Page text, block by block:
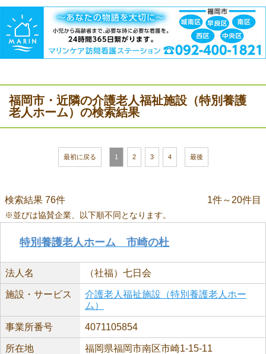
福岡市・近隣の介護老人福祉施設（特別養護
老人ホーム）の検索結果
最初に戻る 1 2 3 4 最後
検索結果 76件 1件～20件目
※並びは協賛企業、以下順不同となります。
特別養護老人ホーム 市崎の杜
法人名 （社福）七日会
施設・サービス
介護老人福祉施設（特別養護老人ホー
ム）
事業所番号 4071105854
所在地 福岡県福岡市南区市崎1-15-11